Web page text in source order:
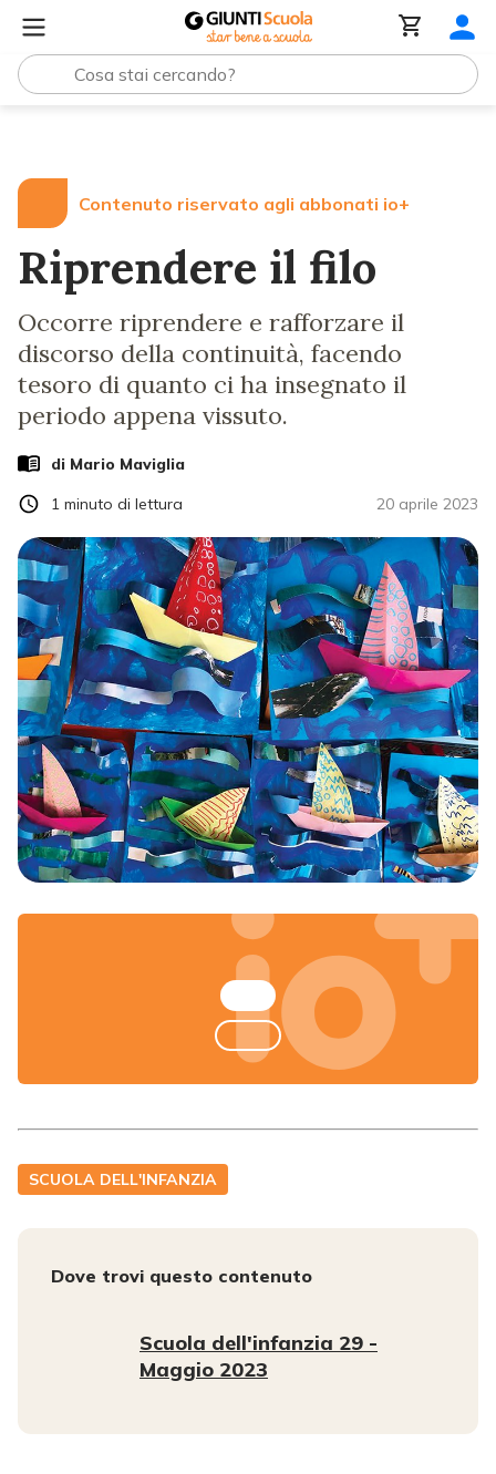
Contenuto riservato agli abbonati io+
Riprendere il filo
Occorre riprendere e rafforzare il
discorso della continuità, facendo
tesoro di quanto ci ha insegnato il
periodo appena vissuto.
di Mario Maviglia
20 aprile 2023
1 minuto di lettura
SCUOLA DELL'INFANZIA
Dove trovi questo contenuto
Scuola dell'infanzia 29 -
Maggio 2023